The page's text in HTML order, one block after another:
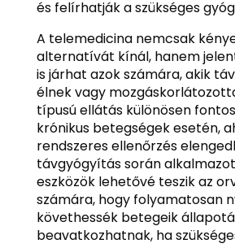
és felírhatják a szükséges
A telemedicina nemcsak
alternatívát kínál, hanem
is járhat azok számára, akik
élnek vagy
típusú ellátás különösen
krónikus betegségek esetén,
rendszeres ellenőrzés
távgyógyítás során
eszközök lehetővé teszik az
számára, hogy folyamatosan
követhessék betegeik
beavatkozhatnak, ha